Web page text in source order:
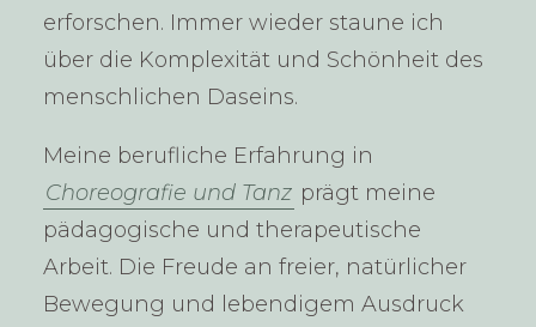
erforschen. Immer wieder staune ich
über die Komplexität und Schönheit des
menschlichen Daseins.
Meine berufliche Erfahrung in
Choreografie und Tanz prägt meine
pädagogische und therapeutische
Arbeit. Die Freude an freier, natürlicher
Bewegung und lebendigem Ausdruck